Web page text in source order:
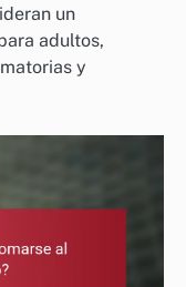
un
adultos,
y